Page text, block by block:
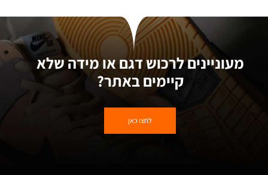
מעוניינים לרכוש דגם או מידה שלא
קיימים באתר?
לחצו כאן